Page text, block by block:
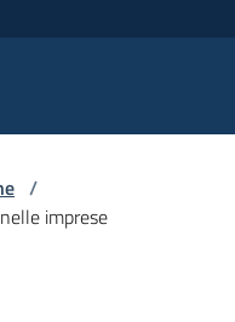
/
imprese